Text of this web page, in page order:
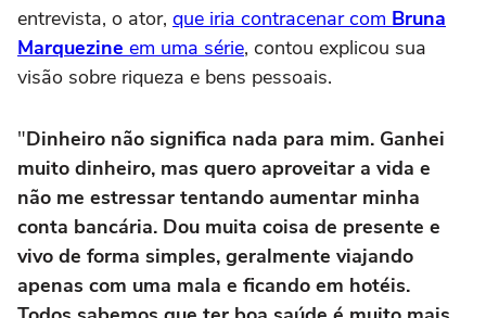
entrevista, o ator, que iria contracenar com Bruna
Marquezine em uma série, contou explicou sua
visão sobre riqueza e bens pessoais.
"Dinheiro não significa nada para mim. Ganhei
muito dinheiro, mas quero aproveitar a vida e
não me estressar tentando aumentar minha
conta bancária. Dou muita coisa de presente e
vivo de forma simples, geralmente viajando
apenas com uma mala e ficando em hotéis.